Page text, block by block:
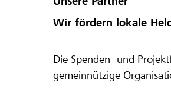
Wir fördern lokale
Die Spenden- und
gemeinnützige